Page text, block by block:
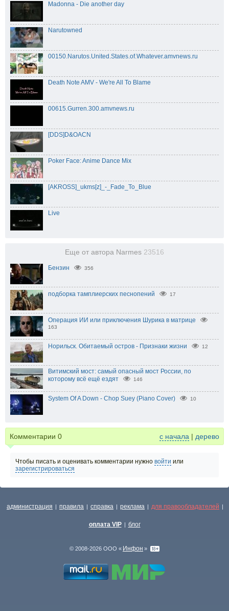
Madonna - Die another day
Narutowned
00150.Narutos.United.States.of.Whatever.amvnews.ru
Death Note AMV - We're All To Blame
00615.Gurren.300.amvnews.ru
[DDS]D&OACN
Poker Face: Anime Dance Mix
[AKROSS]_ukms[z]_-_Fade_To_Blue
Live
Еще от автора Narmes 23516
Бензин 356
подборка тамплиерских песнопений 17
Операция ИИ или приключения Шурика в матрице
163
Норильск. Обитаемый остров - Признаки жизни 12
Витимский мост: самый опасный мост России, по
которому всё ещё ездят
146
System Of A Down - Chop Suey (Piano Cover) 10
Комментарии 0 с начала | дерево
Чтобы писать и оценивать комментарии нужно войти или
зарегистрироваться
администрация | правила | справка | реклама | для правообладателей |
оплата VIP | блог
© 2008-2026 ООО « Инфон »